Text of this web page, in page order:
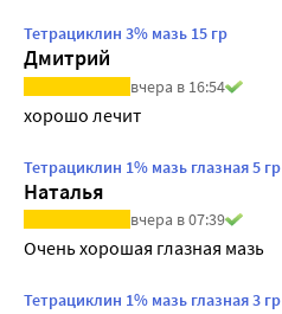
Тетрациклин 3% мазь 15 гр
Дмитрий
вчера в 16:54
хорошо лечит
Тетрациклин 1% мазь глазная 5 гр
Наталья
вчера в 07:39
Очень хорошая глазная мазь
Тетрациклин 1% мазь глазная 3 гр